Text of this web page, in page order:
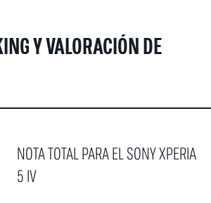
Y VALORACIÓN DE
NOTA TOTAL PARA EL SONY XPERIA
5 IV